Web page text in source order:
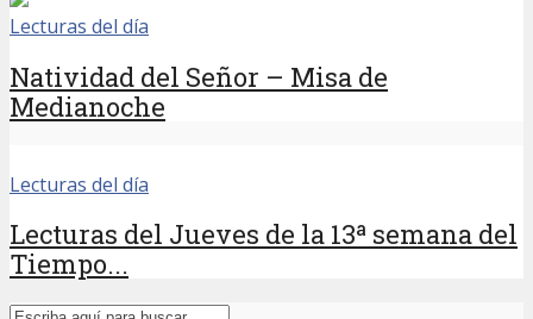
Lecturas del día
Natividad del Señor – Misa de
Medianoche
Lecturas del día
Lecturas del Jueves de la 13ª semana del
Tiempo...